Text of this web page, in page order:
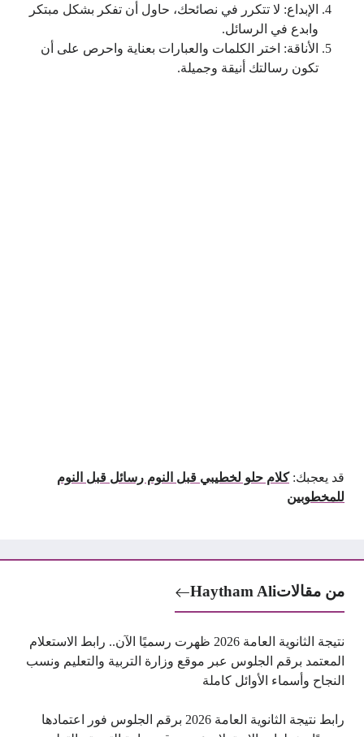
الإبداع: لا تتكرر في نصائحك، حاول أن تفكر بشكل مبتكر
وابدع في الرسائل.
الأناقة: اختر الكلمات والعبارات بعناية واحرص على أن
تكون رسالتك أنيقة وجميلة.
قد يعجبك:كلام حلو لخطيبي قبل النوم رسائل قبل النوم
للمخطوبين
من مقالاتHaytham Ali
نتيجة الثانوية العامة 2026 ظهرت رسميًا الآن.. رابط الاستعلام
المعتمد برقم الجلوس عبر موقع وزارة التربية والتعليم ونسب
النجاح وأسماء الأوائل كاملة
رابط نتيجة الثانوية العامة 2026 برقم الجلوس فور اعتمادها